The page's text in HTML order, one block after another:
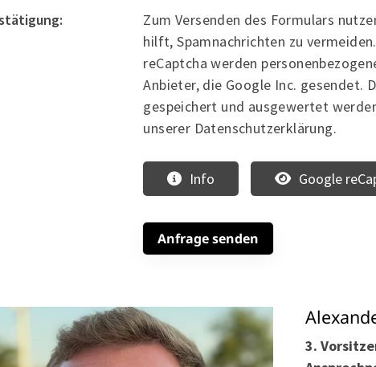
Zum Versenden des Formulars
hilft, Spamnachrichten zu
reCaptcha werden
Anbieter, die Google Inc. gesendet.
gespeichert und ausgewertet
unserer Datenschutzerklärung.
Info Google
3.